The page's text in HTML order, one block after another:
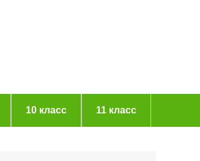
10 класс 11 класс